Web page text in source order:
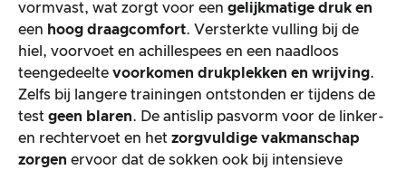
vormvast, wat zorgt voor een gelijkmatige druk en
een hoog draagcomfort. Versterkte vulling bij de
hiel, voorvoet en achillespees en een naadloos
teengedeelte voorkomen drukplekken en wrijving.
Zelfs bij langere trainingen ontstonden er tijdens de
test geen blaren. De antislip pasvorm voor de linker-
en rechtervoet en het zorgvuldige vakmanschap
zorgen ervoor dat de sokken ook bij intensieve